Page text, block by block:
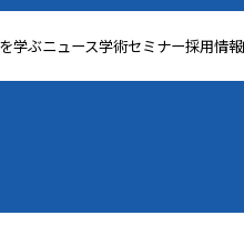
学ぶニュース学術セミナー採用情報